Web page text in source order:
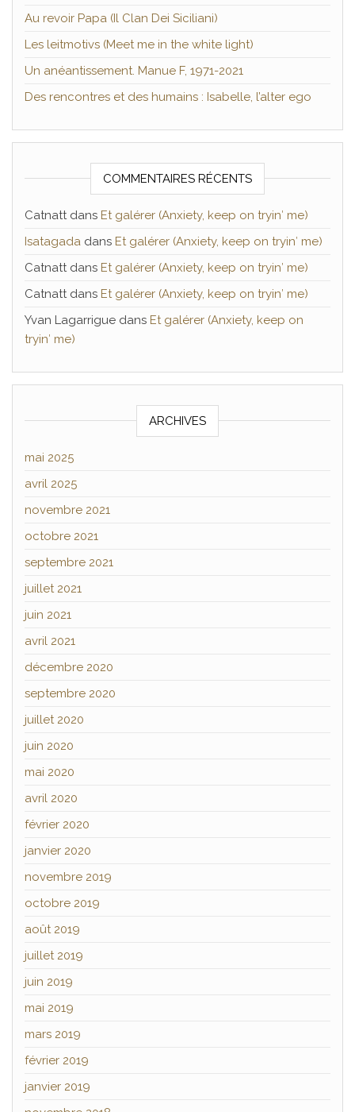
Au revoir Papa (Il Clan Dei Siciliani)
Les leitmotivs (Meet me in the white light)
Un anéantissement. Manue F, 1971-2021
Des rencontres et des humains : Isabelle, l’alter ego
COMMENTAIRES RÉCENTS
Catnattdans Et galérer (Anxiety, keep on tryin′ me)
Isatagada dans Et galérer (Anxiety, keep on tryin′ me)
Catnattdans Et galérer (Anxiety, keep on tryin′ me)
Catnattdans Et galérer (Anxiety, keep on tryin′ me)
Yvan Lagarrigue dans Et galérer (Anxiety, keep on
tryin′ me)
ARCHIVES
mai 2025
avril 2025
novembre 2021
octobre 2021
septembre 2021
juillet 2021
juin 2021
avril 2021
décembre 2020
septembre 2020
juillet 2020
juin 2020
mai 2020
avril 2020
février 2020
janvier 2020
novembre 2019
octobre 2019
août 2019
juillet 2019
juin 2019
mai 2019
mars 2019
février 2019
janvier 2019